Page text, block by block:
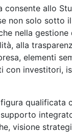
consente allo
non solo sotto
nella
alla
elementi
con investitori,
qualificata
visione